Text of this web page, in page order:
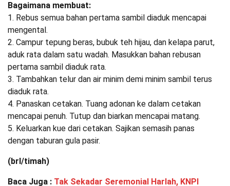
Bagaimana membuat:
1. Rebus semua bahan pertama sambil diaduk mencapai
mengental.
2. Campur tepung beras, bubuk teh hijau, dan kelapa parut,
aduk rata dalam satu wadah. Masukkan bahan rebusan
pertama sambil diaduk rata.
3. Tambahkan telur dan air minim demi minim sambil terus
diaduk rata.
4. Panaskan cetakan. Tuang adonan ke dalam cetakan
mencapai penuh. Tutup dan biarkan mencapai matang.
5. Keluarkan kue dari cetakan. Sajikan semasih panas
dengan taburan gula pasir.
(brl/timah)
Baca Juga : Tak Sekadar Seremonial Harlah, KNPI